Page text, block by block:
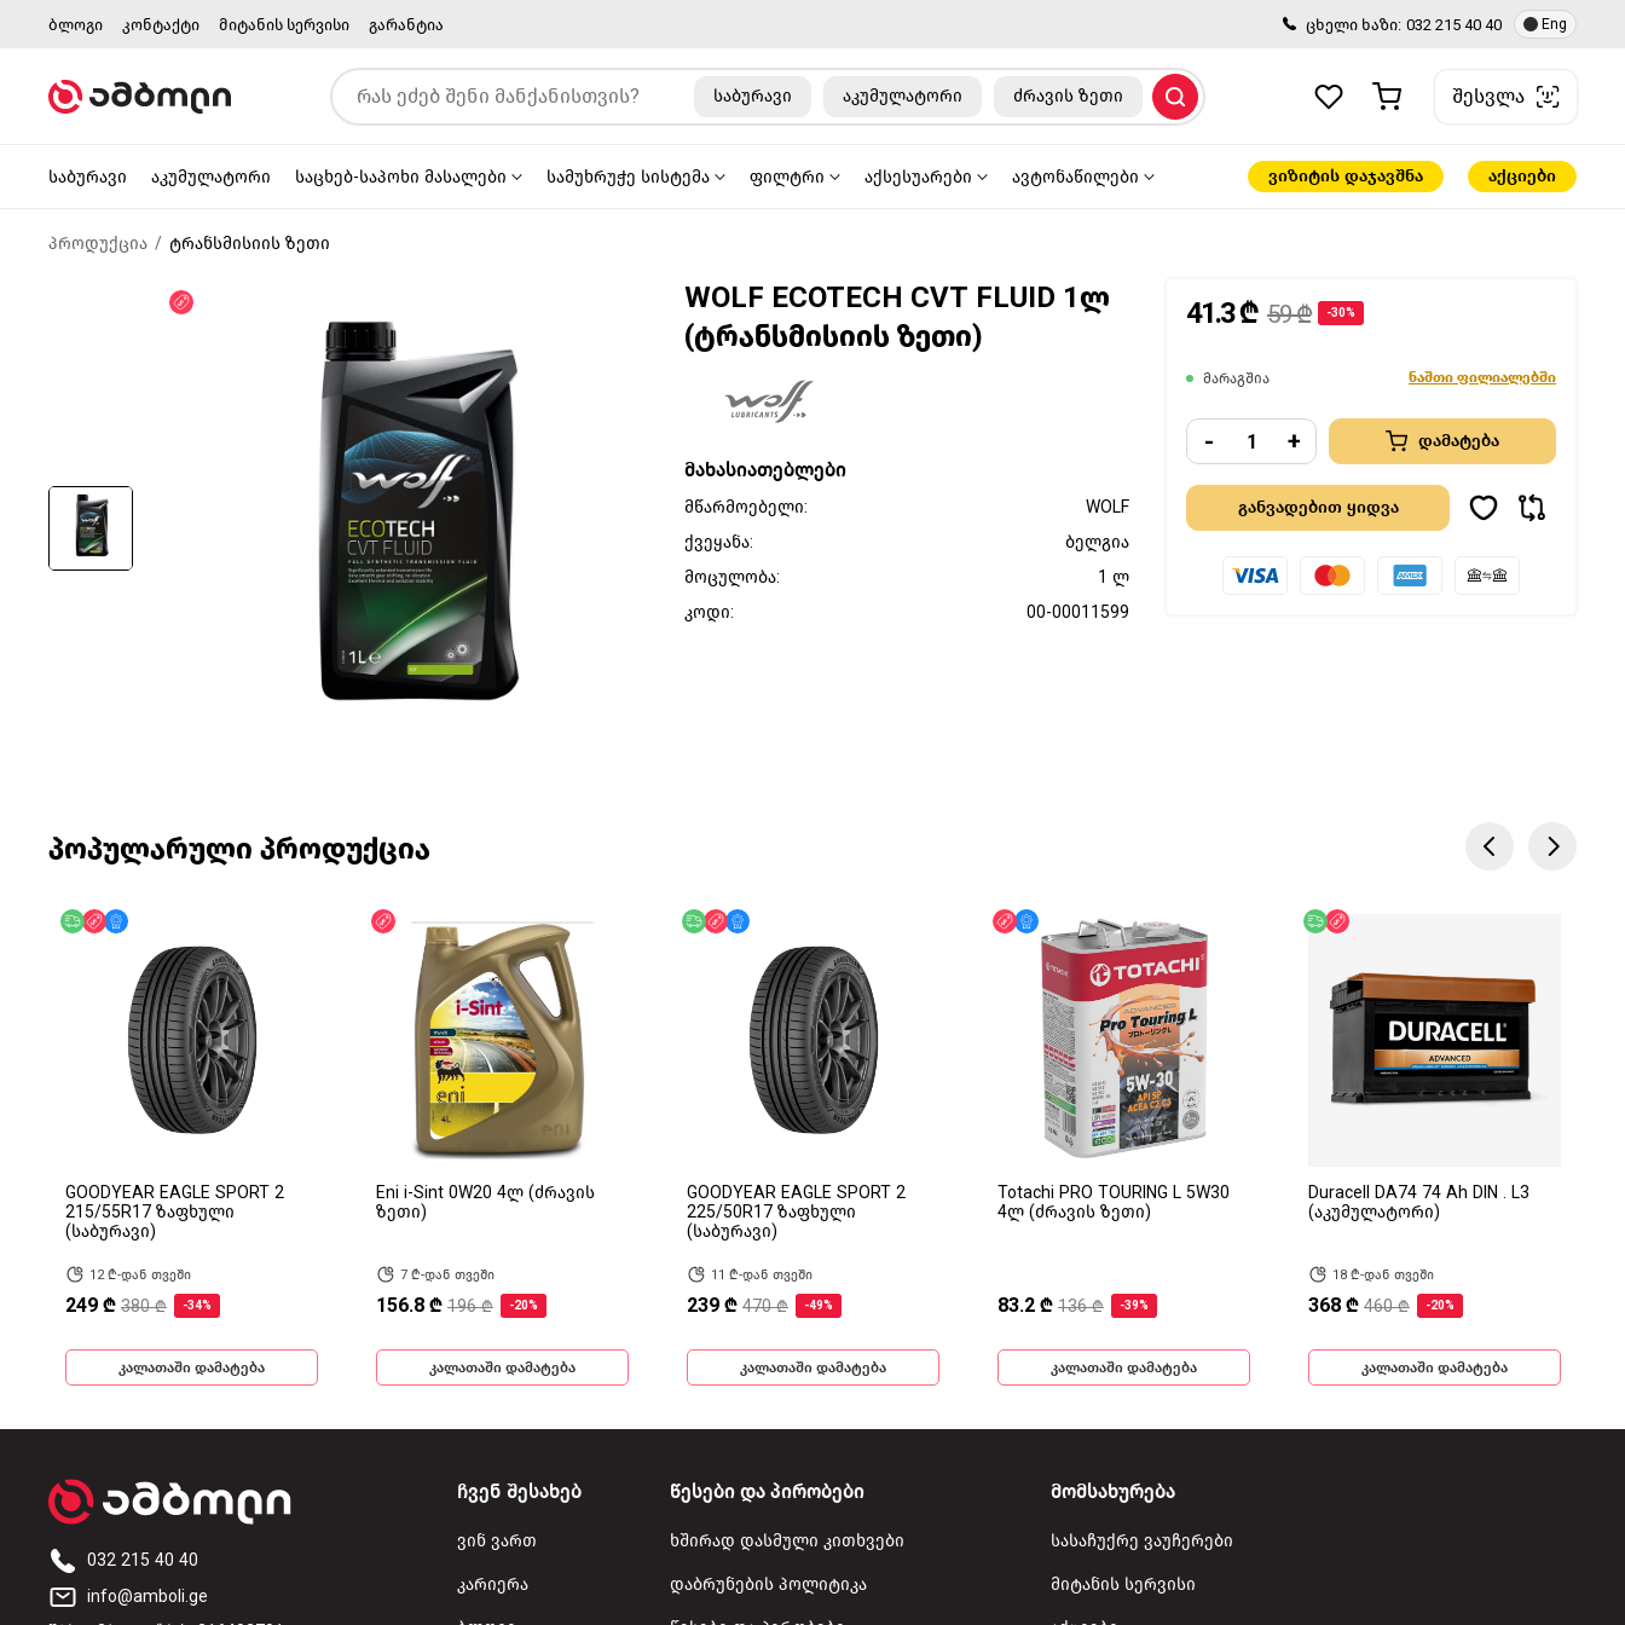
ბლოგი კონტაქტი მიტანის სერვისი გარანტია ცხელი ხაზი: 032 215 40 40 Eng
საბურავი აკუმულატორი ძრავის ზეთი შესვლა
საბურავი აკუმულატორი საცხებ-საპოხი მასალები სამუხრუჭე სისტემა ფილტრი აქსესუარები ავტონაწილები ვიზიტის დაჯავშნა აქციები
პროდუქცია ტრანსმისიის ზეთი
41.3 ₾ 59 ₾ -30%
მარაგშია ნაშთი ფილიალებში
- + დამატება
WOLF ECOTECH CVT FLUID 1ლ
(ტრანსმისიის ზეთი)
მახასიათებლები
მწარმოებელი:
WOLF
ქვეყანა:
ბელგია
მოცულობა:
1 ლ
კოდი:
00-00011599
პოპულარული პროდუქცია
უფასო მიწოდება
ფასდაკლება
GOODYEAR EAGLE SPORT 2
215/55R17 ზაფხული
(საბურავი)
12 ₾-დან თვეში
249 ₾ 380 ₾ -34%
კალათაში დამატება
ფასდაკლება
Eni i-Sint 0W20 4ლ (ძრავის
ზეთი)
7 ₾-დან თვეში
156.8 ₾ 196 ₾ -20%
კალათაში დამატება
უფასო მიწოდება
ფასდაკლება
GOODYEAR EAGLE SPORT 2
225/50R17 ზაფხული
(საბურავი)
11 ₾-დან თვეში
239 ₾ 470 ₾ -49%
კალათაში დამატება
ფასდაკლება
მხოლოდ ონლაინ
Totachi PRO TOURING L 5W30
4ლ (ძრავის ზეთი)
83.2 ₾ 136 ₾ -39%
კალათაში დამატება
უფასო მიწოდება
Duracell DA74 74 Ah DIN . L3
(აკუმულატორი)
18 ₾-დან თვეში
368 ₾ 460 ₾ -20%
კალათაში დამატება
032 215 40 40
info@amboli.ge
ჩვენ შესახებ
ვინ ვართ
კარიერა
წესები და პირობები
ხშირად დასმული კითხვები
დაბრუნების პოლიტიკა
მომსახურება
სასაჩუქრე ვაუჩერები
მიტანის სერვისი